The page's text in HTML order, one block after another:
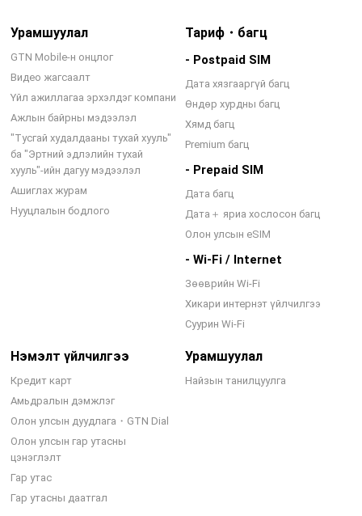
Урамшуулал
GTN Mobile-н онцлог
Видео жагсаалт
Үйл ажиллагаа эрхэлдэг компани
Ажлын байрны мэдээлэл
"Тусгай худалдааны тухай хууль"
ба "Эртний эдлэлийн тухай
хууль"-ийн дагуу мэдээлэл
Ашиглах журам
Нууцлалын бодлого
Тариф・багц
- Postpaid SIM
Дата хязгааргүй багц
Өндөр хурдны багц
Хямд багц
Premium багц
- Prepaid SIM
Дата багц
Дата＋ яриа хослосон багц
Олон улсын eSIM
- Wi-Fi / Internet
Зөөврийн Wi-Fi
Хикари интернэт үйлчилгээ
Суурин Wi-Fi
Нэмэлт үйлчилгээ
Кредит карт
Амьдралын дэмжлэг
Олон улсын дуудлага・GTN Dial
Олон улсын гар утасны
цэнэглэлт
Гар утас
Гар утасны даатгал
Урамшуулал
Найзын танилцуулга